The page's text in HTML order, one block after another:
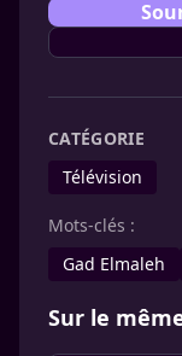
CATÉGORIE
Télévision
Mots-clés :
Gad Elmaleh
Sur le